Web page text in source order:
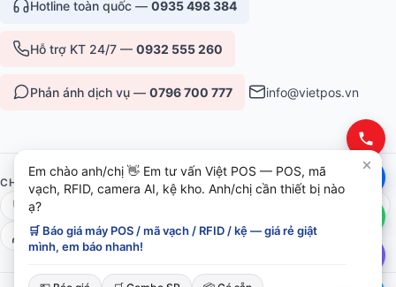
Hotline toàn quốc — 0935 498 384
Hỗ trợ KT 24/7 — 0932 555 260
Phản ánh dịch vụ — 0796 700 777 info@vietpos.vn
CHỨNG NHẬN & UY TÍN
ISO 9001:2015
6+ năm phục vụ B2B
Em chào anh/chị 👋 Em tư vấn Việt POS — POS, mã
vạch, RFID, camera AI, kệ kho. Anh/chị cần thiết bị nào
ạ?
🛒 Báo giá máy POS / mã vạch / RFID / kệ — giá rẻ giật
mình, em báo nhanh!